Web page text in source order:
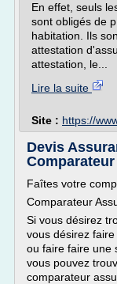
En effet, seuls
sont obligés de
habitation. Ils
attestation
attestation, le...
Lire la suite
Site : https://
Devis
Faîtes votre
Comparateur
Si vous désirez
vous désirez
ou faire faire une
vous pouvez
comparateur